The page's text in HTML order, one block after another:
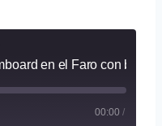
00:00 /